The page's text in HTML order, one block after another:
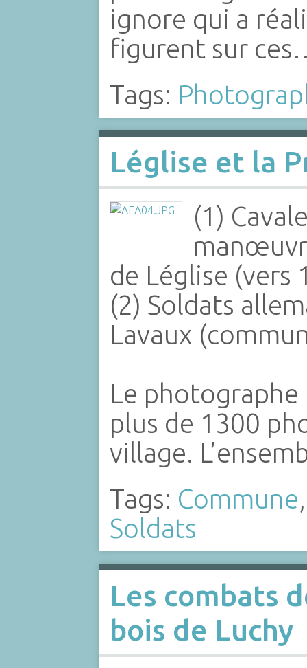
ignore qui a
figurent sur
Tags:
Léglise et la
(1)
de Léglise (vers
(2) Soldats
Lavaux
Le photographe
plus de 1300
village.
Tags: Commune
Soldats
Les combats
bois de Luchy